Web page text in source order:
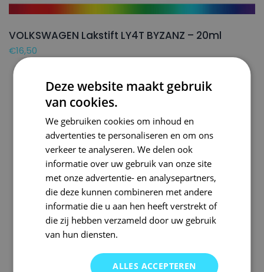
VOLKSWAGEN Lakstift LY4T BYZANZ – 20ml
€16,50
Deze website maakt gebruik
van cookies.
We gebruiken cookies om inhoud en
advertenties te personaliseren en om ons
verkeer te analyseren. We delen ook
informatie over uw gebruik van onze site
met onze advertentie- en analysepartners,
die deze kunnen combineren met andere
informatie die u aan hen heeft verstrekt of
die zij hebben verzameld door uw gebruik
van hun diensten.
ALLES ACCEPTEREN